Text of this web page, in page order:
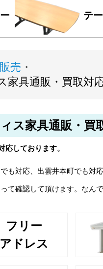
テ
売 >
家具通販・買取対
ス家具通販・買
応しております。
も対応、出雲井本町でも対
て確認して頂けます。なん
フリー
アドレス